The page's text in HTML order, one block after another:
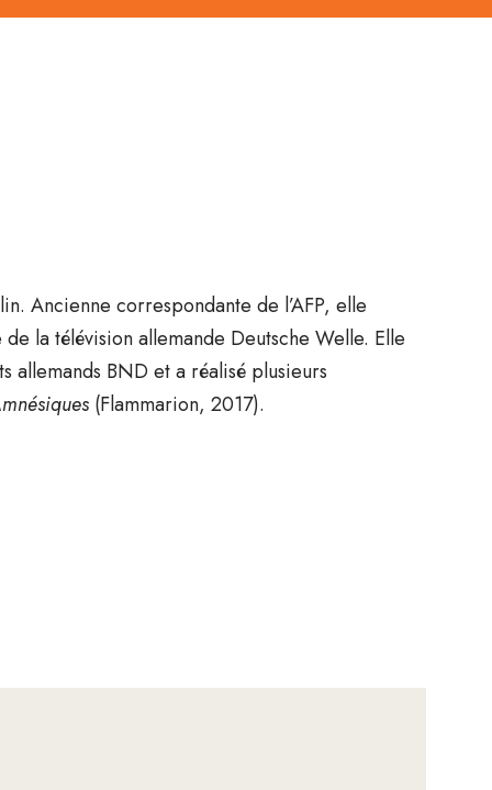
Ancienne correspondante de l’AFP, elle
la télévision allemande Deutsche Welle. Elle
allemands BND et a réalisé plusieurs
(Flammarion, 2017).